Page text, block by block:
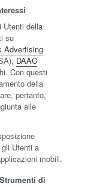
Utenti della
su
Advertising
DAAC
Con questi
della
pertanto,
alle
Utenti a
mobili.
di